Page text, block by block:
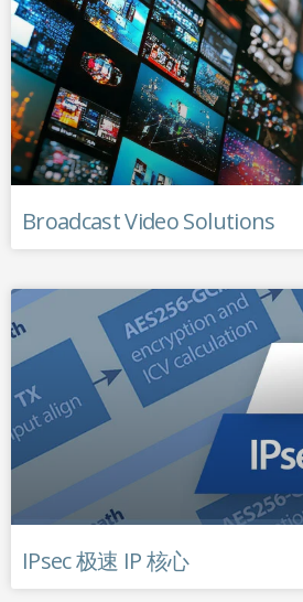
Broadcast Video Solutions
IPsec 极速 IP 核心